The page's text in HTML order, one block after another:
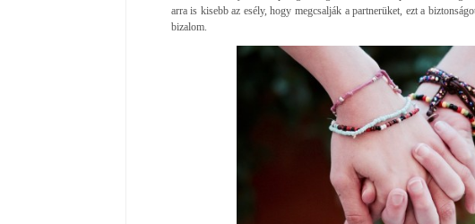
arra is kisebb az esély, hogy megcsalják a partnerüket, ezt a
bizalom.